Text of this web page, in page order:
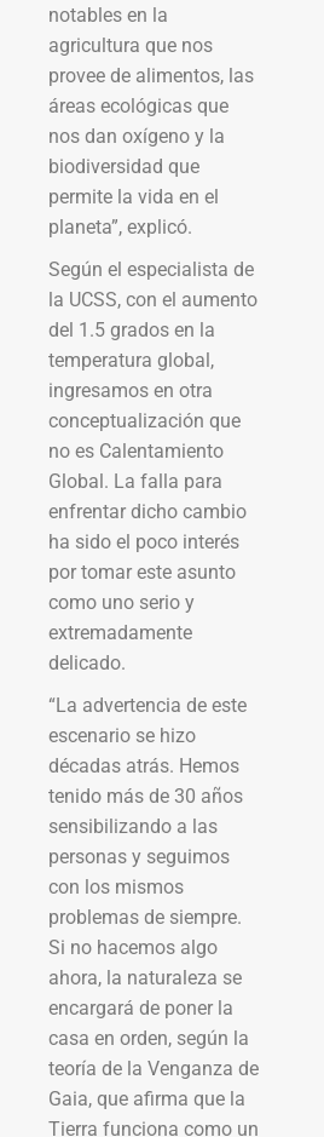
notables en la
agricultura que nos
provee de alimentos, las
áreas ecológicas que
nos dan oxígeno y la
biodiversidad que
permite la vida en el
planeta”, explicó.
Según el especialista de
la UCSS, con el aumento
del 1.5 grados en la
temperatura global,
ingresamos en otra
conceptualización que
no es Calentamiento
Global. La falla para
enfrentar dicho cambio
ha sido el poco interés
por tomar este asunto
como uno serio y
extremadamente
delicado.
“La advertencia de este
escenario se hizo
décadas atrás. Hemos
tenido más de 30 años
sensibilizando a las
personas y seguimos
con los mismos
problemas de siempre.
Si no hacemos algo
ahora, la naturaleza se
encargará de poner la
casa en orden, según la
teoría de la Venganza de
Gaia, que afirma que la
Tierra funciona como un